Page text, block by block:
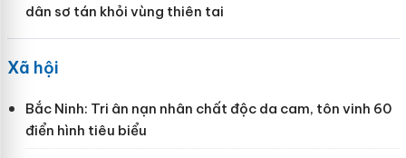
dân sơ tán khỏi vùng thiên tai
Xã hội
Bắc Ninh: Tri ân nạn nhân chất độc da cam, tôn vinh 60
điển hình tiêu biểu